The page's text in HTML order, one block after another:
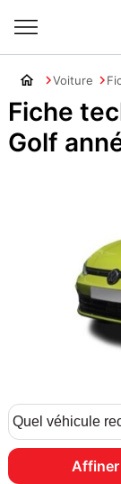
Voiture
Fiche
Golf